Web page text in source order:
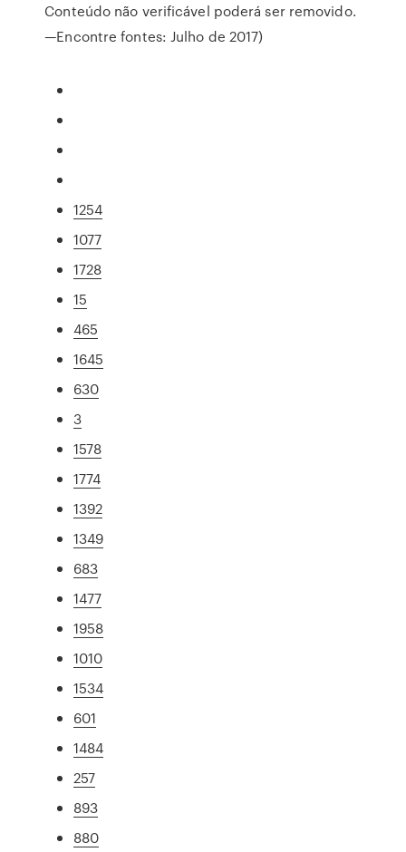
Conteúdo não verificável poderá ser removido.
—Encontre fontes: Julho de 2017)
1254
1077
1728
15
465
1645
630
3
1578
1774
1392
1349
683
1477
1958
1010
1534
601
1484
257
893
880